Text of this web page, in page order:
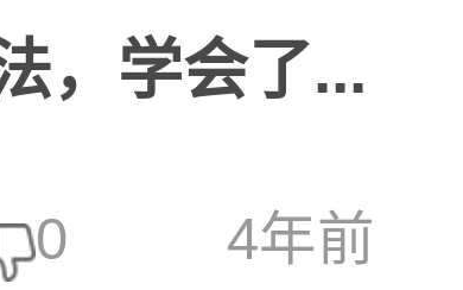
，学会了...
0 4年前